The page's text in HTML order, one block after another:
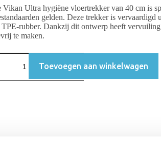
Vikan Ultra hygiëne vloertrekker van 40 cm is
gelden. Deze trekker is
TPE-rubber. Dankzij dit ontwerp heeft
te maken.
Toevoegen aan winkelwagen